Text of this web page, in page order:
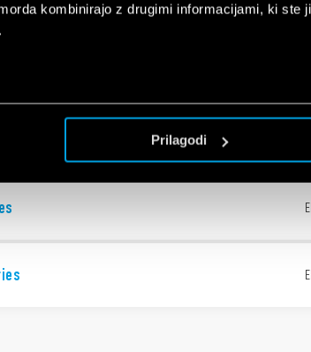
kombinirajo z drugimi informacijami, ki ste
Prilagodi
applications